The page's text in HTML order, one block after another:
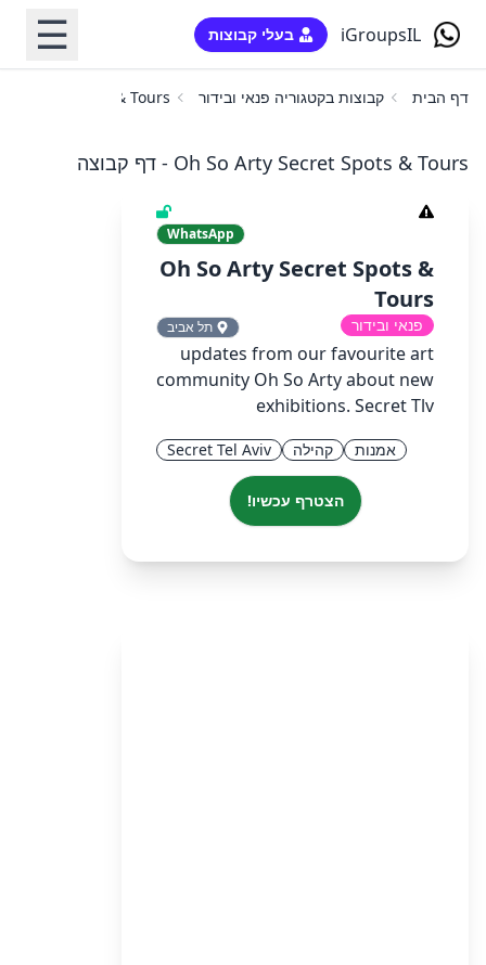
iGroupsIL בעלי קבוצות ☰
דף הבית קבוצות בקטגוריה פנאי ובידור Secret Spots & Tours
Oh So Arty Secret Spots & Tours - דף קבוצה
WhatsApp
Oh So Arty Secret Spots &
Tours
פנאי ובידור תל אביב
updates from our favourite art
community Oh So Arty about new
exhibitions. Secret Tlv
אמנות קהילה Secret Tel Aviv
הצטרף עכשיו!